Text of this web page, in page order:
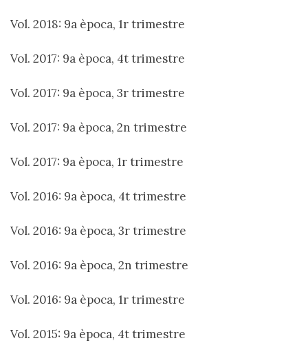
Vol. 2018: 9a època, 1r trimestre
Vol. 2017: 9a època, 4t trimestre
Vol. 2017: 9a època, 3r trimestre
Vol. 2017: 9a època, 2n trimestre
Vol. 2017: 9a època, 1r trimestre
Vol. 2016: 9a època, 4t trimestre
Vol. 2016: 9a època, 3r trimestre
Vol. 2016: 9a època, 2n trimestre
Vol. 2016: 9a època, 1r trimestre
Vol. 2015: 9a època, 4t trimestre